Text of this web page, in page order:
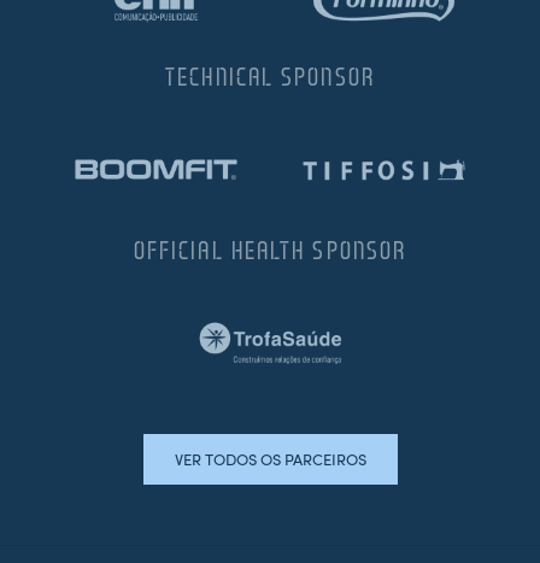
TECHNICAL SPONSOR
OFFICIAL HEALTH SPONSOR
VER TODOS OS PARCEIROS